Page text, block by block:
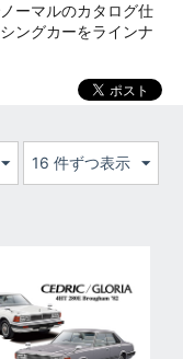
ーマルのカタログ仕
ングカーをラインナ
16 件ずつ表示